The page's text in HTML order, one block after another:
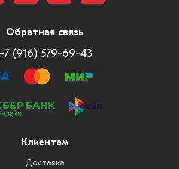
Обратная связь
(916) 579-69-43
Клиентам
Доставка